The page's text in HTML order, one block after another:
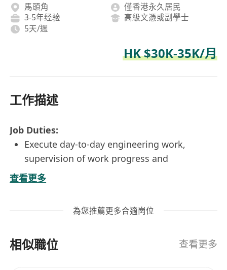
馬頭角
僅香港永久居民
3-5年经验
高級文憑或副學士
5天/週
HK $30K-35K/月
工作描述
Job Duties:
Execute day-to-day engineering work,
supervision of work progress and
coordination of various activities at
construction projects
and provide regular progress reports
as shop drawing preparation, material
查看更多
為您推薦更多合適崗位
相似職位 查看更多